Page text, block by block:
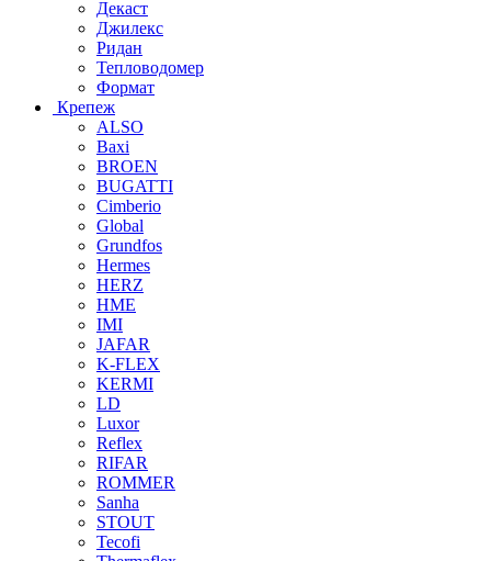
Декаст
Джилекс
Ридан
Тепловодомер
Формат
Крепеж
ALSO
Baxi
BROEN
BUGATTI
Cimberio
Global
Grundfos
Hermes
HERZ
HME
IMI
JAFAR
K-FLEX
KERMI
LD
Luxor
Reflex
RIFAR
ROMMER
Sanha
STOUT
Tecofi